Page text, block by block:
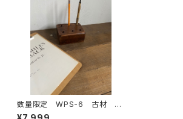
数量限定 WPS-6 古材 ペ
ンスタンド ペン立て ペンス